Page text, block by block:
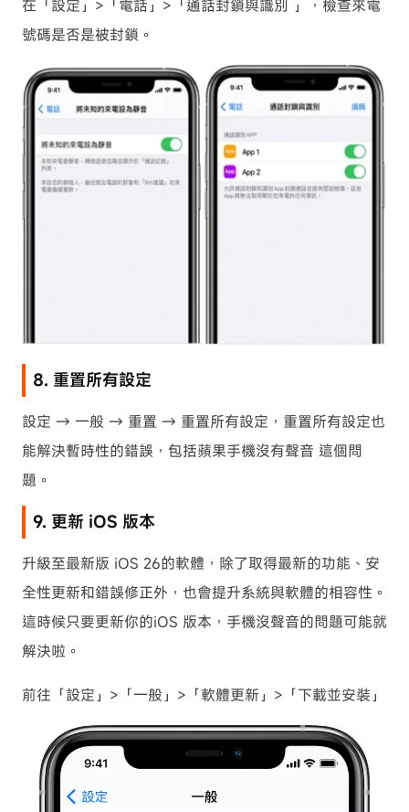
在「設定」>「電話」>「通話封鎖與識別 」，檢查來電
號碼是否是被封鎖。
8. 重置所有設定
設定 → 一般 → 重置 → 重置所有設定，重置所有設定也
能解決暫時性的錯誤，包括蘋果手機沒有聲音 這個問
題。
9. 更新 iOS 版本
升級至最新版 iOS 26的軟體，除了取得最新的功能、安
全性更新和錯誤修正外，也會提升系統與軟體的相容性。
這時候只要更新你的iOS 版本，手機沒聲音的問題可能就
解決啦。
前往「設定」>「一般」>「軟體更新」>「下載並安裝」